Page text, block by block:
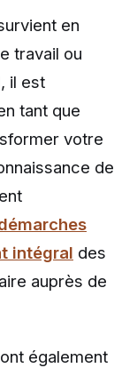
en
travail ou
il est
tant que
votre
de
intégral des
auprès de
également